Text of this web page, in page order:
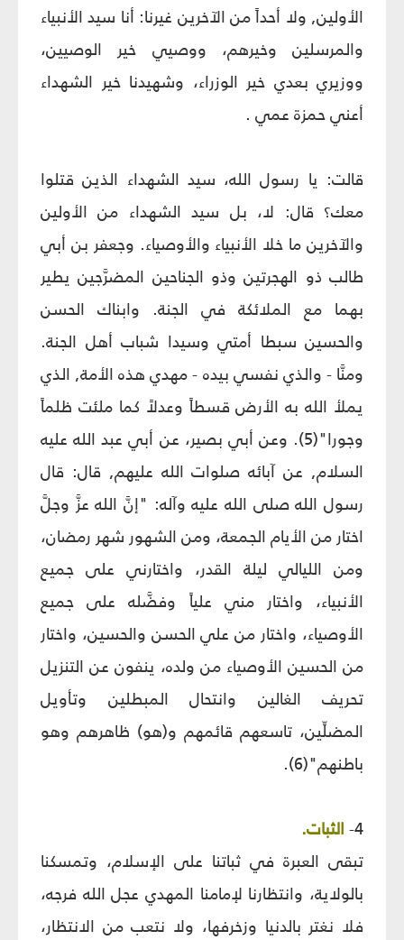
الأولين, ولا أحداً من الآخرين غيرنا: أنا سيد الأنبياء
والمرسلين وخيرهم، ووصيي خير الوصيين،
ووزيري بعدي خير الوزراء، وشهيدنا خير الشهداء
أعني حمزة عمي .
قالت: يا رسول الله، سيد الشهداء الذين قتلوا
معك؟ قال: لا، بل سيد الشهداء من الأولين
والآخرين ما خلا الأنبياء والأوصياء. وجعفر بن أبي
طالب ذو الهجرتين وذو الجناحين المضرَّجين يطير
بهما مع الملائكة في الجنة. وابناك الحسن
والحسين سبطا أمتي وسيدا شباب أهل الجنة.
ومنَّا - والذي نفسي بيده - مهدي هذه الأمة, الذي
يملأ الله به الأرض قسطاً وعدلاً كما ملئت ظلماً
وجورا"(5). وعن أبي بصير، عن أبي عبد الله عليه
السلام, عن آبائه صلوات الله عليهم, قال: قال
رسول الله صلى الله عليه وآله: "إنَّ الله عزَّ وجلَّ
اختار من الأيام الجمعة، ومن الشهور شهر رمضان،
ومن الليالي ليلة القدر، واختارني على جميع
الأنبياء، واختار مني علياً وفضَّله على جميع
الأوصياء، واختار من علي الحسن والحسين، واختار
من الحسين الأوصياء من ولده، ينفون عن التنزيل
تحريف الغالين وانتحال المبطلين وتأويل
المضلِّين، تاسعهم قائمهم و(هو) ظاهرهم وهو
باطنهم"(6).
4- الثبات.
تبقى العبرة في ثباتنا على الإسلام، وتمسكنا
بالولاية، وانتظارنا لإمامنا المهدي عجل الله فرجه،
فلا نغتر بالدنيا وزخرفها، ولا نتعب من الانتظار،